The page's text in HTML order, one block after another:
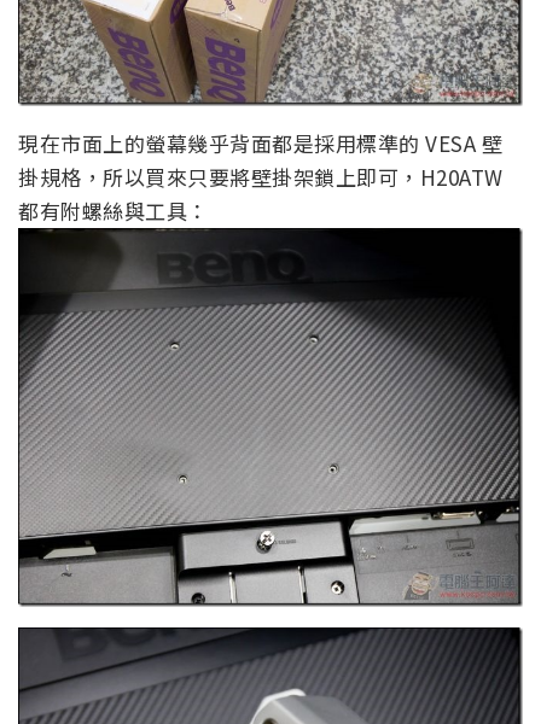
現在市面上的螢幕幾乎背面都是採用標準的 VESA 壁
掛規格，所以買來只要將壁掛架鎖上即可，H20ATW
都有附螺絲與工具：